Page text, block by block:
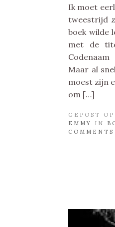
Ik moet
tweestrijd
boek wilde
met de
Maar al
moest zijn
om […]
GEPOST
EMMY
IN
COMMENTS